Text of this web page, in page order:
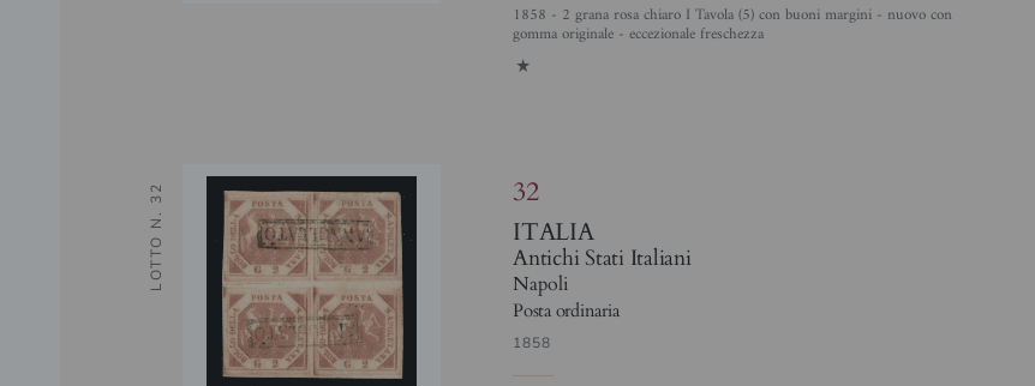
1858 - 2 grana rosa chiaro I Tavola (5) con buoni margini - nuovo con
gomma originale - eccezionale freschezza
1
32
ITALIA
Antichi Stati Italiani
Napoli
Posta ordinaria
1858
LOTTO N. 32